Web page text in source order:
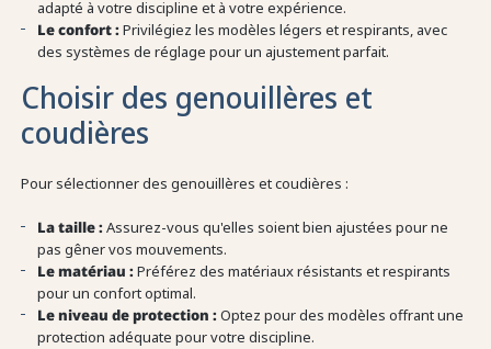
adapté à votre discipline et à votre expérience.
Le confort : Privilégiez les modèles légers et respirants, avec
des systèmes de réglage pour un ajustement parfait.
Choisir des genouillères et
coudières
Pour sélectionner des genouillères et coudières :
La taille : Assurez-vous qu'elles soient bien ajustées pour ne
pas gêner vos mouvements.
Le matériau : Préférez des matériaux résistants et respirants
pour un confort optimal.
Le niveau de protection : Optez pour des modèles offrant une
protection adéquate pour votre discipline.